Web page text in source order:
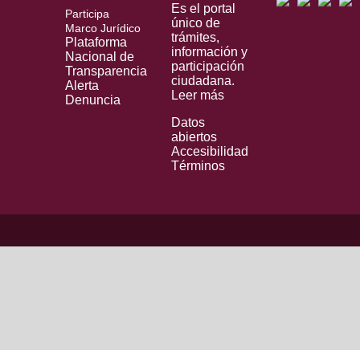
Participa
Marco Jurídico
Plataforma
Nacional de
Transparencia
Alerta
Denuncia
Es el portal
único de
trámites,
información y
participación
ciudadana.
Leer más
Datos
abiertos
Accesibilidad
Términos